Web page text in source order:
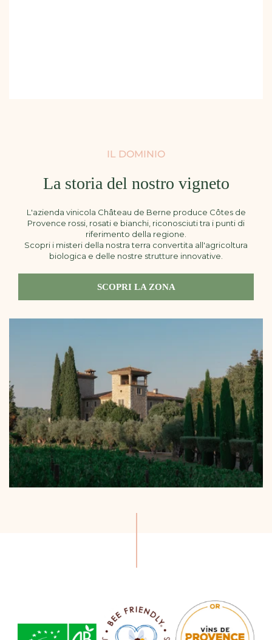
IL DOMINIO
La storia del nostro vigneto
L'azienda vinicola Château de Berne produce Côtes de
Provence rossi, rosati e bianchi, riconosciuti tra i punti di
riferimento della regione.
Scopri i misteri della nostra terra convertita all'agricoltura
biologica e delle nostre strutture innovative.
SCOPRI LA ZONA